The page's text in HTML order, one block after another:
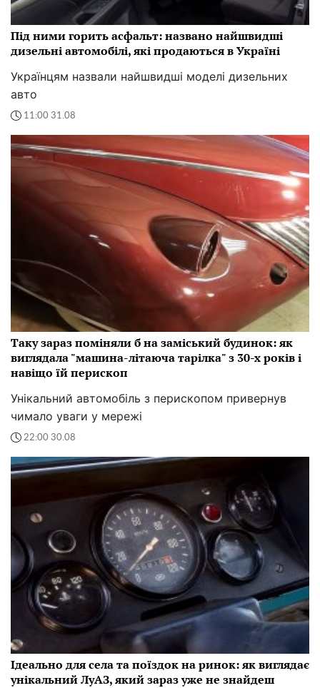
Під ними горить асфальт: названо найшвидші
дизельні автомобілі, які продаються в Україні
Українцям назвали найшвидші моделі дизельних
авто
11:00 31.08
Таку зараз поміняли б на заміський будинок: як
виглядала "машина-літаюча тарілка" з 30-х років і
навіщо їй перископ
Унікальний автомобіль з перископом привернув
чимало уваги у мережі
22:00 30.08
Ідеально для села та поїздок на ринок: як виглядає
унікальний ЛуАЗ, який зараз уже не знайдеш